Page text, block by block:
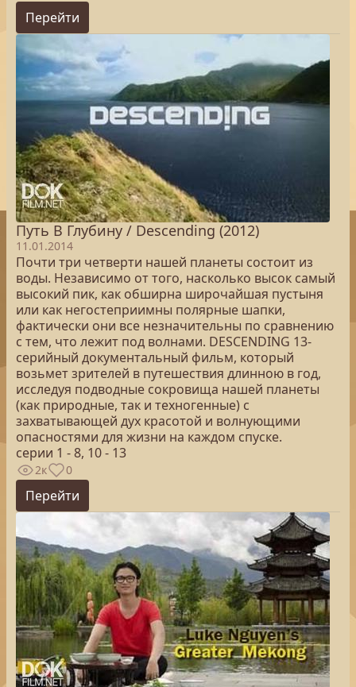
Перейти
Путь В Глубину / Descending (2012)
11.01.2014
Почти три четверти нашей планеты состоит из
воды. Независимо от того, насколько высок самый
высокий пик, как обширна широчайшая пустыня
или как негостеприимны полярные шапки,
фактически они все незначительны по сравнению
с тем, что лежит под волнами. DESCENDING 13-
серийный документальный фильм, который
возьмет зрителей в путешествия длинною в год,
исследуя подводные сокровища нашей планеты
(как природные, так и техногенные) с
захватывающей дух красотой и волнующими
опасностями для жизни на каждом спуске.
серии 1 - 8, 10 - 13
2к 0
Перейти